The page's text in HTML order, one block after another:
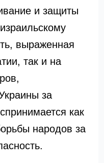
и защиты
выраженная
так и на
за
как
народов за